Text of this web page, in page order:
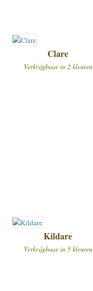
Clare
Verkrijgbaar in 2 kleuren
Kildare
Verkrijgbaar in 5 kleuren